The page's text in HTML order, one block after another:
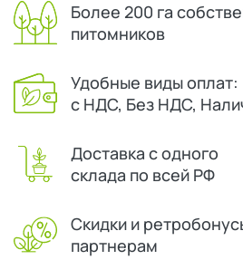
Более 200 га
питомников
Удобные виды оплат:
с НДС, Без НДС,
Доставка с одного
склада по всей РФ
Скидки и
партнерам